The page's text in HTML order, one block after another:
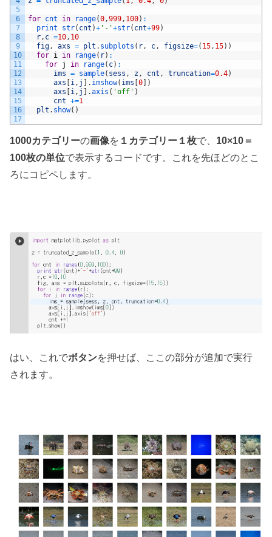
5
6
7
8
9
10
11
12
13
14
15
16
17
for cnt in range(0,999, 100) :
print str( cnt )+ '-'+str( cnt+99)
r, c =10, 10
fig, axs = plt . subplots ( r, c, figsize=( 15, 15) )
for i in range( r) :
for j in range( c) :
ims
= sample( sess , z, cnt , truncation=0.4)
axs [i, j ] . imshow( ims [0] )
axs [i, j ] .axis ( 'off' )
cnt
+=1
plt . show( )
1000カテゴリーの画像を １カテゴリー１枚で、 10×10＝
100枚の単位で表示するコードです。これを先ほどのとこ
ろにコピペします。
はい、これでボタンを押せば、ここの部分が追加で実行
されます。